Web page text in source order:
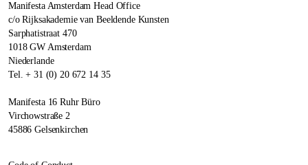
Manifesta Amsterdam Head Office
c/o Rijksakademie van Beeldende Kunsten
Sarphatistraat 470
1018 GW Amsterdam
Niederlande
Tel. + 31 (0) 20 672 14 35
Manifesta 16 Ruhr Büro
Virchowstraße 2
45886 Gelsenkirchen